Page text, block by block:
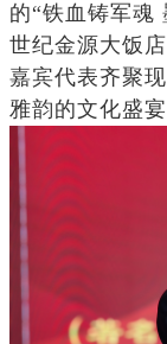
的“铁血铸军魂
世纪金源大饭
嘉宾代表齐聚
雅韵的文化盛